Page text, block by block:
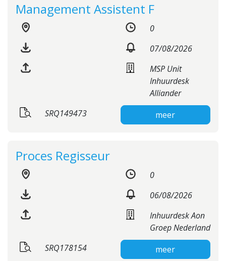
Management Assistent F
0
07/08/2026
MSP Unit
Inhuurdesk
Alliander
SRQ149473
meer
Proces Regisseur
0
06/08/2026
Inhuurdesk Aon
Groep Nederland
SRQ178154
meer